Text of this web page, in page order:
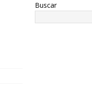
Buscar